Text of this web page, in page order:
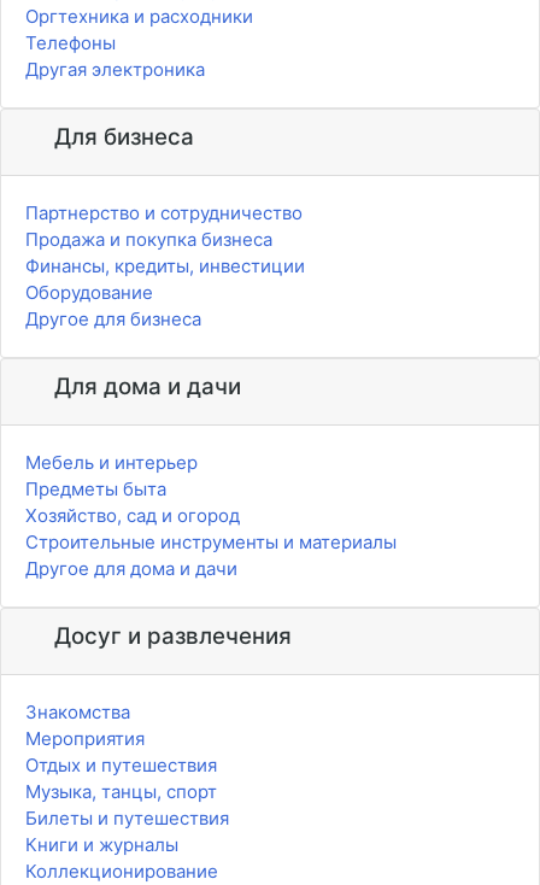
Оргтехника и расходники
Телефоны
Другая электроника
Для бизнеса
Партнерство и сотрудничество
Продажа и покупка бизнеса
Финансы, кредиты, инвестиции
Оборудование
Другое для бизнеса
Для дома и дачи
Мебель и интерьер
Предметы быта
Хозяйство, сад и огород
Строительные инструменты и материалы
Другое для дома и дачи
Досуг и развлечения
Знакомства
Мероприятия
Отдых и путешествия
Музыка, танцы, спорт
Билеты и путешествия
Книги и журналы
Коллекционирование